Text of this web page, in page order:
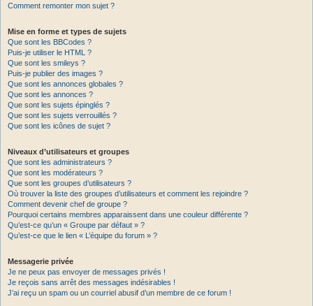
Comment remonter mon sujet ?
Mise en forme et types de sujets
Que sont les BBCodes ?
Puis-je utiliser le HTML ?
Que sont les smileys ?
Puis-je publier des images ?
Que sont les annonces globales ?
Que sont les annonces ?
Que sont les sujets épinglés ?
Que sont les sujets verrouillés ?
Que sont les icônes de sujet ?
Niveaux d’utilisateurs et groupes
Que sont les administrateurs ?
Que sont les modérateurs ?
Que sont les groupes d’utilisateurs ?
Où trouver la liste des groupes d’utilisateurs et comment les rejoindre ?
Comment devenir chef de groupe ?
Pourquoi certains membres apparaissent dans une couleur différente ?
Qu’est-ce qu’un « Groupe par défaut » ?
Qu’est-ce que le lien « L’équipe du forum » ?
Messagerie privée
Je ne peux pas envoyer de messages privés !
Je reçois sans arrêt des messages indésirables !
J’ai reçu un spam ou un courriel abusif d’un membre de ce forum !